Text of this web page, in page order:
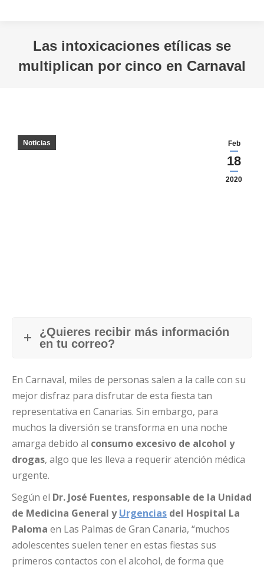
Las intoxicaciones etílicas se
multiplican por cinco en Carnaval
Feb
18
2020
Noticias
¿Quieres recibir más información
en tu correo?
En Carnaval, miles de personas salen a la calle con su
mejor disfraz para disfrutar de esta fiesta tan
representativa en Canarias. Sin embargo, para
muchos la diversión se transforma en una noche
amarga debido al consumo excesivo de alcohol y
drogas, algo que les lleva a requerir atención médica
urgente.
Según el Dr. José Fuentes, responsable de la Unidad
de Medicina General yUrgencias del Hospital La
Paloma en Las Palmas de Gran Canaria, “muchos
adolescentes suelen tener en estas fiestas sus
primeros contactos con el alcohol, de forma que